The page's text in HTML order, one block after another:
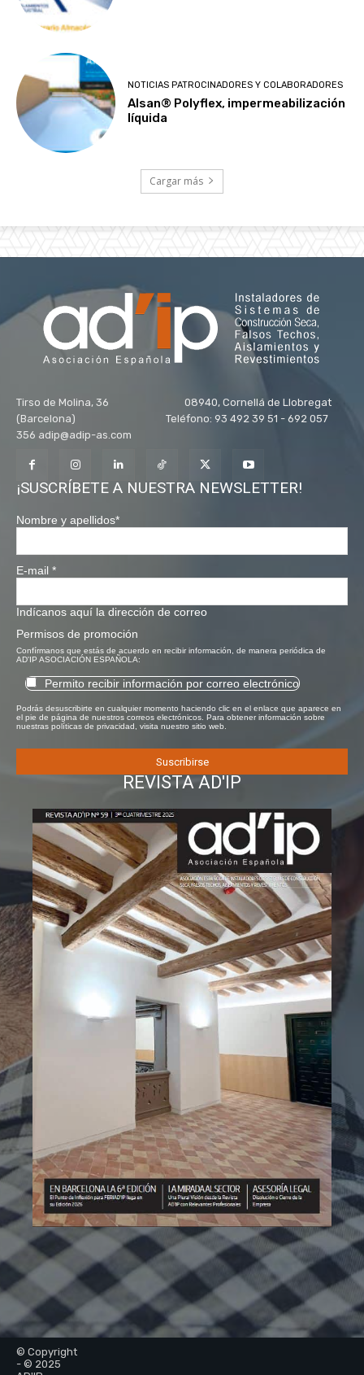
NOTICIAS PATROCINADORES Y COLABORADORES
Alsan® Polyflex, impermeabilización
líquida
Cargar más
Tirso de Molina, 36 08940, Cornellá de Llobregat
(Barcelona) Teléfono: 93 492 39 51 - 692 057
356 adip@adip-as.com
¡SUSCRÍBETE A NUESTRA NEWSLETTER!
Nombre y apellidos*
E-mail *
Indícanos aquí la dirección de correo
Permisos de promoción
Confírmanos que estás de acuerdo en recibir información, de manera periódica de
AD'IP ASOCIACIÓN ESPAÑOLA:
Permito recibir información por correo electrónico
Podrás desuscribirte en cualquier momento haciendo clic en el enlace que aparece en
el pie de página de nuestros correos electrónicos. Para obtener información sobre
nuestras políticas de privacidad, visita nuestro sitio web.
REVISTA AD'IP
© Copyright
- © 2025